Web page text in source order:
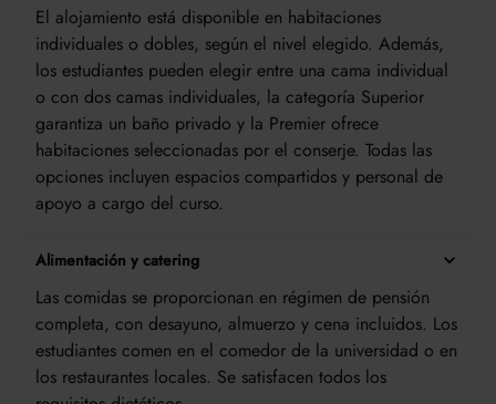
El alojamiento está disponible en habitaciones
individuales o dobles, según el nivel elegido. Además,
los estudiantes pueden elegir entre una cama individual
o con dos camas individuales, la categoría Superior
garantiza un baño privado y la Premier ofrece
habitaciones seleccionadas por el conserje. Todas las
opciones incluyen espacios compartidos y personal de
apoyo a cargo del curso.
Alimentación y catering
Las comidas se proporcionan en régimen de pensión
completa, con desayuno, almuerzo y cena incluidos. Los
estudiantes comen en el comedor de la universidad o en
los restaurantes locales. Se satisfacen todos los